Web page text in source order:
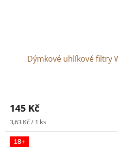
Dýmkové uhlíkové filtry
145 Kč
Měrná
cena:
3,63 Kč / 1 ks
18+